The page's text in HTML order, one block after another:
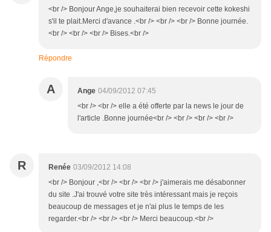
<br /> Bonjour Ange,je souhaiterai bien recevoir cette kokeshi
s'il te plait.Merci d'avance .<br /> <br /> <br /> Bonne journée.
<br /> <br /> <br /> Bises.<br />
Répondre
A Ange 04/09/2012 07:45
<br /> <br /> elle a été offerte par la news le jour de
l'article .Bonne journée<br /> <br /> <br /> <br />
R Renée 03/09/2012 14:08
<br /> Bonjour ,<br /> <br /> <br /> j'aimerais me désabonner
du site .J'ai trouvé votre site très intéressant mais je reçois
beaucoup de messages et je n'ai plus le temps de les
regarder.<br /> <br /> <br /> Merci beaucoup.<br />